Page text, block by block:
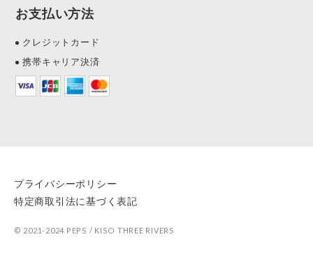
お支払い方法
クレジットカード
携帯キャリア決済
プライバシーポリシー
特定商取引法に基づく表記
© 2021-2024 PEPS / KISO THREE RIVERS